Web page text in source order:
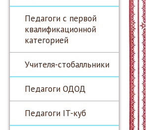
Педагоги с первой
квалификационной
категорией
Учителя-стобалльники
Педагоги ОДОД
Педагоги IT-куб